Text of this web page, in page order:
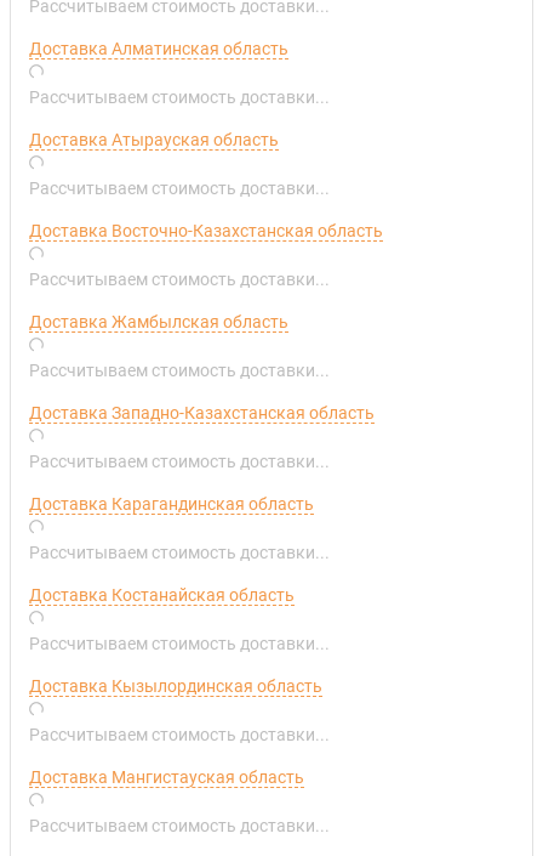
Рассчитываем стоимость доставки...
Доставка Алматинская область
Рассчитываем стоимость доставки...
Доставка Атырауская область
Рассчитываем стоимость доставки...
Доставка Восточно-Казахстанская область
Рассчитываем стоимость доставки...
Доставка Жамбылская область
Рассчитываем стоимость доставки...
Доставка Западно-Казахстанская область
Рассчитываем стоимость доставки...
Доставка Карагандинская область
Рассчитываем стоимость доставки...
Доставка Костанайская область
Рассчитываем стоимость доставки...
Доставка Кызылординская область
Рассчитываем стоимость доставки...
Доставка Мангистауская область
Рассчитываем стоимость доставки...